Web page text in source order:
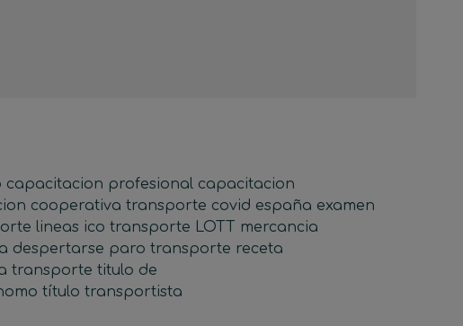
capacitacion profesional capacitacion
cooperativa transporte covid españa examen
lineas ico transporte LOTT
mercancia
despertarse paro transporte receta
transporte titulo de
título transportista